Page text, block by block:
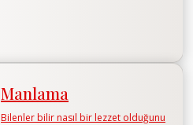
Manlama
Bilenler bilir nasıl bir lezzet olduğunu